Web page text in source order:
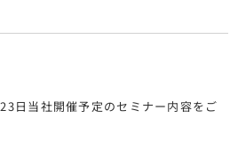
日当社開催予定のセミナー内容をご